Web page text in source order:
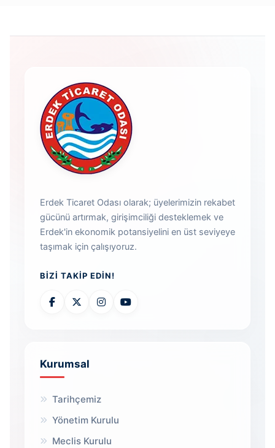
Erdek Ticaret Odası olarak; üyelerimizin rekabet
gücünü artırmak, girişimciliği desteklemek ve
Erdek'in ekonomik potansiyelini en üst seviyeye
taşımak için çalışıyoruz.
BIZI TAKIP EDIN!
Kurumsal
Tarihçemiz
Yönetim Kurulu
Meclis Kurulu